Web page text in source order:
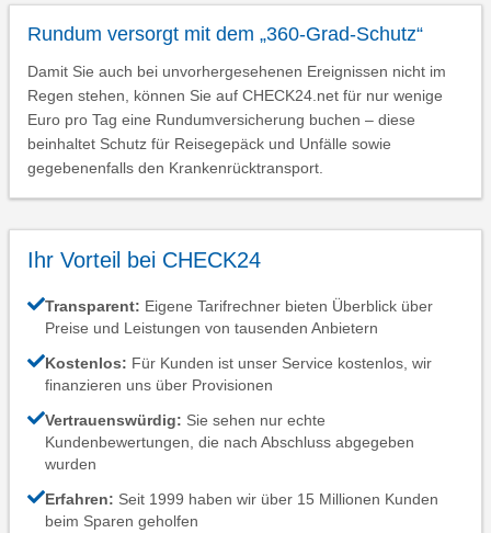
Rundum versorgt mit dem „360-Grad-Schutz“
Damit Sie auch bei unvorhergesehenen Ereignissen nicht im
Regen stehen, können Sie auf CHECK24.net für nur wenige
Euro pro Tag eine Rundumversicherung buchen – diese
beinhaltet Schutz für Reisegepäck und Unfälle sowie
gegebenenfalls den Krankenrücktransport.
Ihr Vorteil bei CHECK24
Transparent: Eigene Tarifrechner bieten Überblick über
Preise und Leistungen von tausenden Anbietern
Kostenlos: Für Kunden ist unser Service kostenlos, wir
finanzieren uns über Provisionen
Vertrauenswürdig: Sie sehen nur echte
Kundenbewertungen, die nach Abschluss abgegeben
wurden
Erfahren: Seit 1999 haben wir über 15 Millionen Kunden
beim Sparen geholfen